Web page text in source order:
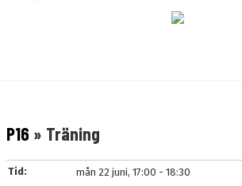
P16 » Träning
Tid:
mån 22 juni, 17:00 - 18:30